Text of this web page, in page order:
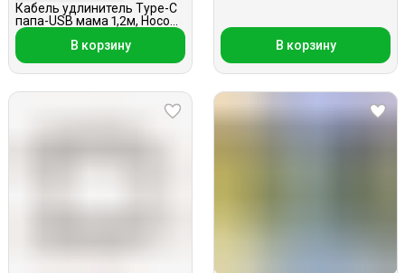
Кабель удлинитель Type-C
папа-USB мама 1,2м, Hoco
U107, синий
В корзину
В корзину